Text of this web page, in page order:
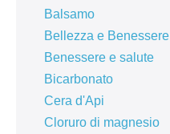
Balsamo
Bellezza e Benessere
Benessere e salute
Bicarbonato
Cera d'Api
Cloruro di magnesio